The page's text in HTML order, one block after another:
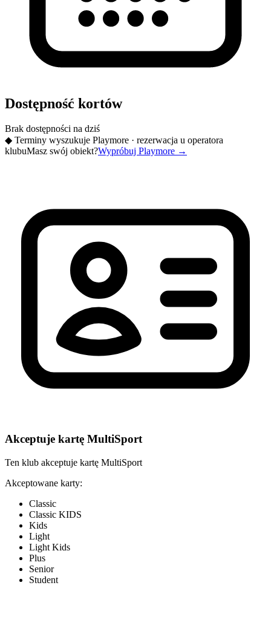
Dostępność kortów
Brak dostępności na dziś
◆ Terminy wyszukuje Playmore · rezerwacja u operatora
klubuMasz swój obiekt?Wypróbuj Playmore →
Akceptuje kartę MultiSport
Ten klub akceptuje kartę MultiSport
Akceptowane karty:
Classic
Classic KIDS
Kids
Light
Light Kids
Plus
Senior
Student